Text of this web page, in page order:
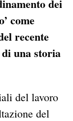
dei
come
recente
una storia
del lavoro
del